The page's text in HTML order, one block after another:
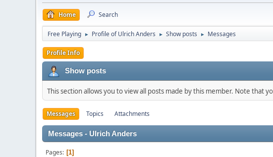
Home Search
Free Playing ► Profile of Ulrich Anders ► Show posts ► Messages
Profile Info
Show posts
This section allows you to view all posts made by this member. Note that
Messages Topics Attachments
Messages - Ulrich Anders
Pages 1